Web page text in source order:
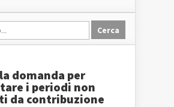
domanda per
i periodi non
da contribuzione